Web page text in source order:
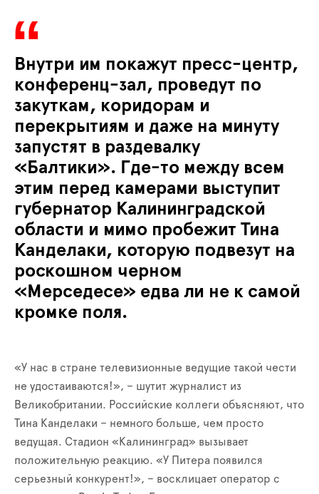
Внутри им покажут пресс-центр,
конференц-зал, проведут по
закуткам, коридорам и
перекрытиям и даже на минуту
запустят в раздевалку
«Балтики». Где-то между всем
этим перед камерами выступит
губернатор Калининградской
области и мимо пробежит Тина
Канделаки, которую подвезут на
роскошном черном
«Мерседесе» едва ли не к самой
кромке поля.
«У нас в стране телевизионные ведущие такой чести
не удостаиваются!», – шутит журналист из
Великобритании. Российские коллеги объясняют, что
Тина Канделаки – немного больше, чем просто
ведущая. Стадион «Калининград» вызывает
положительную реакцию. «У Питера появился
серьезный конкурент!», – восклицает оператор с